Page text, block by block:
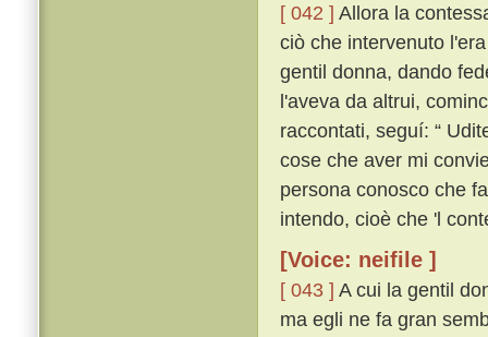
[ 042 ] Allora la
ciò che intervenuto
gentil donna, dando
l'aveva da altrui,
raccontati, seguí: “
cose che aver mi
persona conosco che
intendo, cioè che 'l
[Voice: neifile ]
[ 043 ] A cui la gentil
ma egli ne fa gran